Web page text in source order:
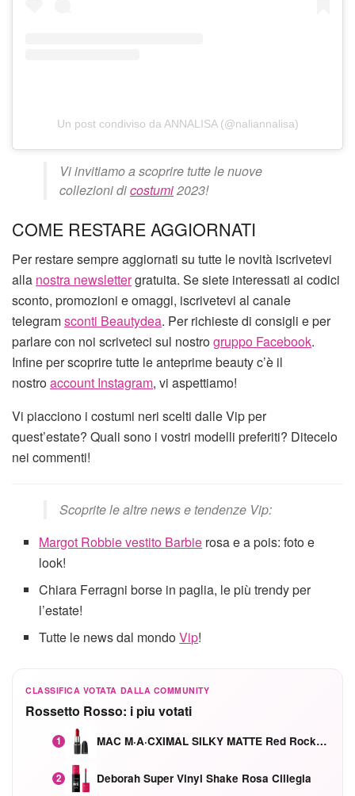
Un post condiviso da ANNALISA (@naliannalisa)
Vi invitiamo a scoprire tutte le nuove
collezioni dicostumi2023!
COME RESTARE AGGIORNATI
Per restare sempre aggiornati su tutte le novità iscrivetevi
alla nostra newslettergratuita. Se siete interessati ai codici
sconto, promozioni e omaggi, iscrivetevi al canale
telegramsconti Beautydea. Per richieste di consigli e per
parlare con noi scriveteci sul nostrogruppo Facebook.
Infine per scoprire tutte le anteprime beauty c’è il
nostroaccount Instagram, vi aspettiamo!
Vi piacciono i costumi neri scelti dalle Vip per
quest’estate? Quali sono i vostri modelli preferiti? Ditecelo
nei commenti!
Scoprite le altre news e tendenze Vip:
Margot Robbie vestito Barbie rosa e a pois: foto e
look!
Chiara Ferragni borse in paglia, le più trendy per
l’estate!
Tutte le news dal mondoVip!
CLASSIFICA VOTATA DALLA COMMUNITY
Rossetto Rosso: i piu votati
1 MAC M·A·CXIMAL SILKY MATTE Red Rock mat
2 Deborah Super Vinyl Shake Rosa Ciliegia